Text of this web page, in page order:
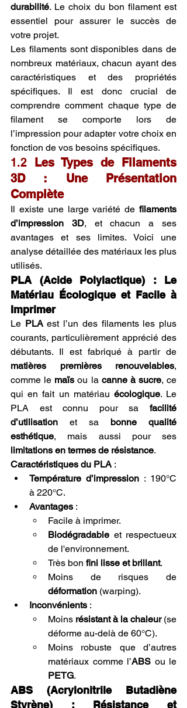
durabilité. Le choix du bon filament est
essentiel pour assurer le succès de
votre projet.
Les filaments sont disponibles dans de
nombreux matériaux, chacun ayant des
caractéristiques et des propriétés
spécifiques. Il est donc crucial de
comprendre comment chaque type de
filament se comporte lors de
l’impression pour adapter votre choix en
fonction de vos besoins spécifiques.
1.2 Les Types de Filaments
3D : Une Présentation
Complète
Il existe une large variété de filaments
d’impression 3D, et chacun a ses
avantages et ses limites. Voici une
analyse détaillée des matériaux les plus
utilisés.
PLA (Acide Polylactique) : Le
Matériau Écologique et Facile à
Imprimer
Le PLA est l’un des filaments les plus
courants, particulièrement apprécié des
matières premières renouvelables,
comme le maïs ou la canne à sucre, ce
qui en fait un matériau écologique. Le
PLA est connu pour sa facilité
d’utilisation et sa bonne qualité
esthétique
limitations en termes de résistance.
Caractéristiques du PLA :
Température d’impression : 190°C
à 220°C.
Avantages :
Facile à imprimer.
Biodégradable et respectueux
de l'environnement.
Très bon fini lisse et brillant.
déformation (warping).
Inconvénients :
Moins résistant à la chaleur (se
déforme au-delà de 60°C).
Moins robuste que d’autres
matériaux comme l’ABS
PETG.
ABS (Acrylonitrile Butadiène
Styrène) : Résistance et